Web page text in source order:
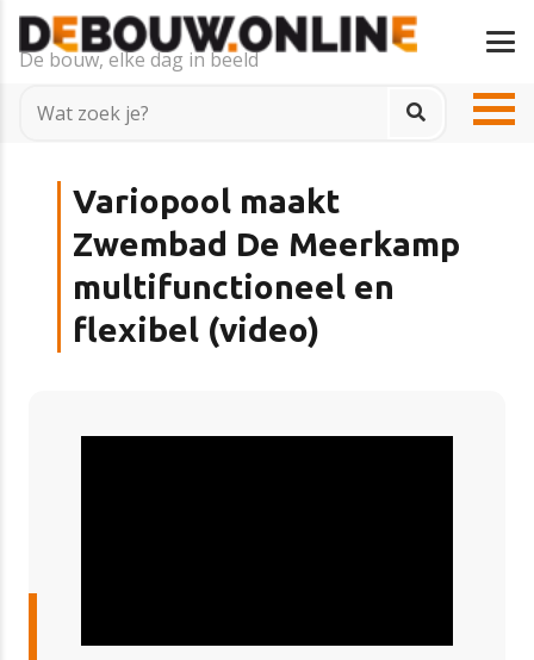
De bouw, elke dag in beeld
Variopool maakt
Zwembad De Meerkamp
multifunctioneel en
flexibel (video)